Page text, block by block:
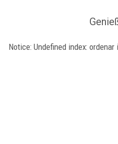
Notice: Undefined index: